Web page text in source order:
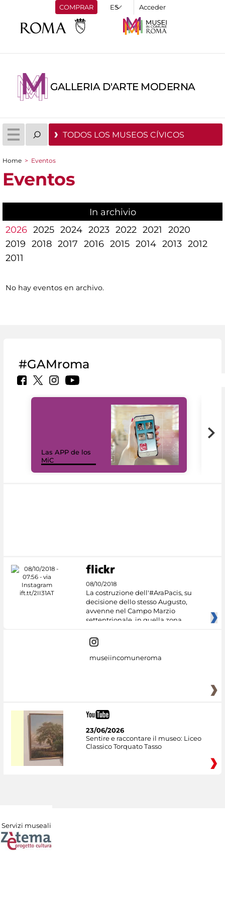
COMPRAR Acceder
GALLERIA D'ARTE MODERNA
TODOS LOS MUSEOS CÍVICOS
You are here
Home > Eventos
Eventos
In archivio
2026 2025 2024 2023 2022 2021
2020
2019 2018 2017 2016 2015 2014 2013 2012
2011
No hay eventos en archivo.
#GAMroma
Las APP de los
MiC
08/10/2018
La costruzione dell'#AraPacis, su
decisione dello stesso Augusto,
avvenne nel Campo Marzio
settentrionale, in quella zona
museiincomuneroma
23/06/2026
Sentire e raccontare il museo: Liceo
Classico Torquato Tasso
Servizi museali